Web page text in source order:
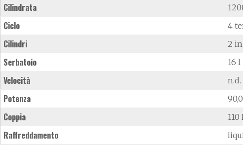
Cilindrata
Ciclo 4
Cilindri 2
Serbatoio 16 l
Velocità n.d.
Potenza
Coppia
Raffreddamento